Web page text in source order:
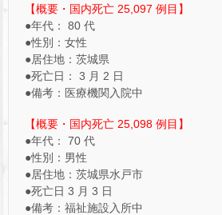
【概要・国内死亡 25,097 例目】
●年代： 80 代
●性別：女性
●居住地：茨城県
●死亡日： 3 月 2 日
●備考：医療機関入院中
【概要・国内死亡 25,098 例目】
●年代： 70 代
●性別：男性
●居住地：茨城県水戸市
●死亡日 3 月 3 日
●備考：福祉施設入所中